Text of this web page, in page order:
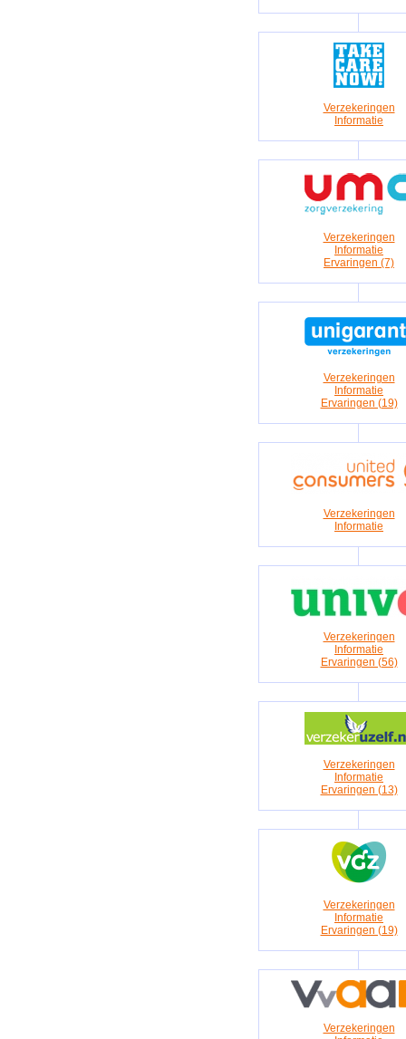
Verzekeringen
Informatie
Verzekeringen
Informatie
Ervaringen (7)
Verzekeringen
Informatie
Ervaringen (19)
Verzekeringen
Informatie
Verzekeringen
Informatie
Ervaringen (56)
Verzekeringen
Informatie
Ervaringen (13)
Verzekeringen
Informatie
Ervaringen (19)
Verzekeringen